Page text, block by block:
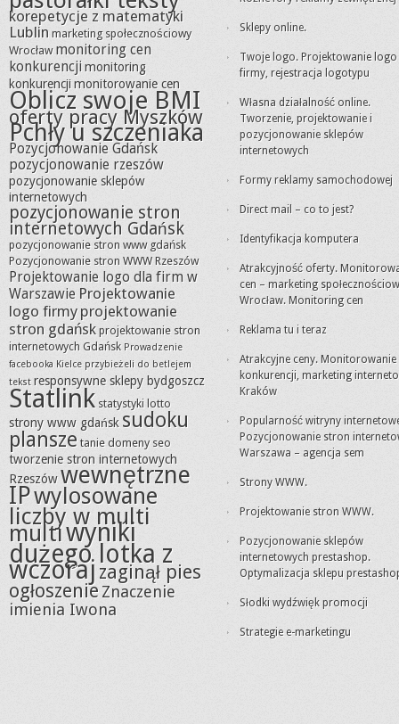
korepetycje z matematyki
Lublin marketing społecznościowy
Wrocław monitoring cen
konkurencjimonitoring
konkurencjimonitorowanie cen
Oblicz swoje BMI
oferty pracy Myszków
Pchły u szczeniaka
Pozycjonowanie Gdańsk
pozycjonowanie rzeszów
pozycjonowanie sklepów
internetowych
pozycjonowanie stron
internetowych Gdańsk
pozycjonowanie stron www gdańsk
Pozycjonowanie stron WWW Rzeszów
Projektowanie logo dla firm w
Warszawie Projektowanie
logo firmy projektowanie
stron gdańsk projektowanie stron
internetowych Gdańsk Prowadzenie
facebooka Kielce przybieżeli do betlejem
tekst responsywne sklepy bydgoszcz
Statlink statystyki lotto
strony www gdańsk sudoku
plansze tanie domeny seo
tworzenie stron internetowych
Rzeszówwewnętrzne
IPwylosowane
liczby w multi
multiwyniki
dużego lotka z
wczoraj zaginął pies
ogłoszenieZnaczenie
imienia Iwona
Sklepy online.
Twoje logo. Projektowanie logo
firmy, rejestracja logotypu
Własna działalność online.
Tworzenie, projektowanie i
pozycjonowanie sklepów
internetowych
Formy reklamy samochodowej
Direct mail – co to jest?
Identyfikacja komputera
Atrakcyjność oferty.
cen – marketing
Wrocław. Monitoring cen
Reklama tu i teraz
Atrakcyjne ceny. Monitorowanie
konkurencji, marketing
Kraków
Popularność witryny
Pozycjonowanie stron
Warszawa – agencja sem
Strony WWW.
Projektowanie stron WWW.
Pozycjonowanie sklepów
internetowych prestashop.
Optymalizacja sklepu
Słodki wydźwięk promocji
Strategie e-marketingu